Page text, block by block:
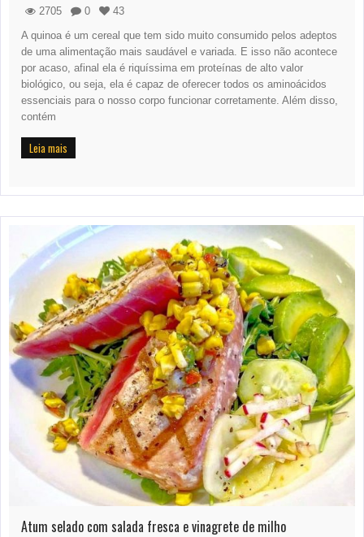
2705 0
43
A quinoa é um cereal que tem sido muito consumido pelos adeptos
de uma alimentação mais saudável e variada. E isso não acontece
por acaso, afinal ela é riquíssima em proteínas de alto valor
biológico, ou seja, ela é capaz de oferecer todos os aminoácidos
essenciais para o nosso corpo funcionar corretamente. Além disso,
contém
Leia mais
Atum selado com salada fresca e vinagrete de milho